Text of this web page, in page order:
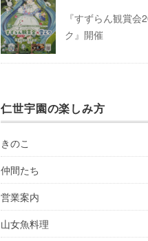
『すずらん観賞会
ク』開催
仁世宇園の楽しみ方
きのこ
仲間たち
営業案内
山女魚料理